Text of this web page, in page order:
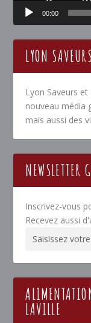
00:00
LYON
Lyon Saveurs
nouveau média
mais aussi des
NEWSLETTER
Inscrivez-vous
Recevez aussi
LAVILLE